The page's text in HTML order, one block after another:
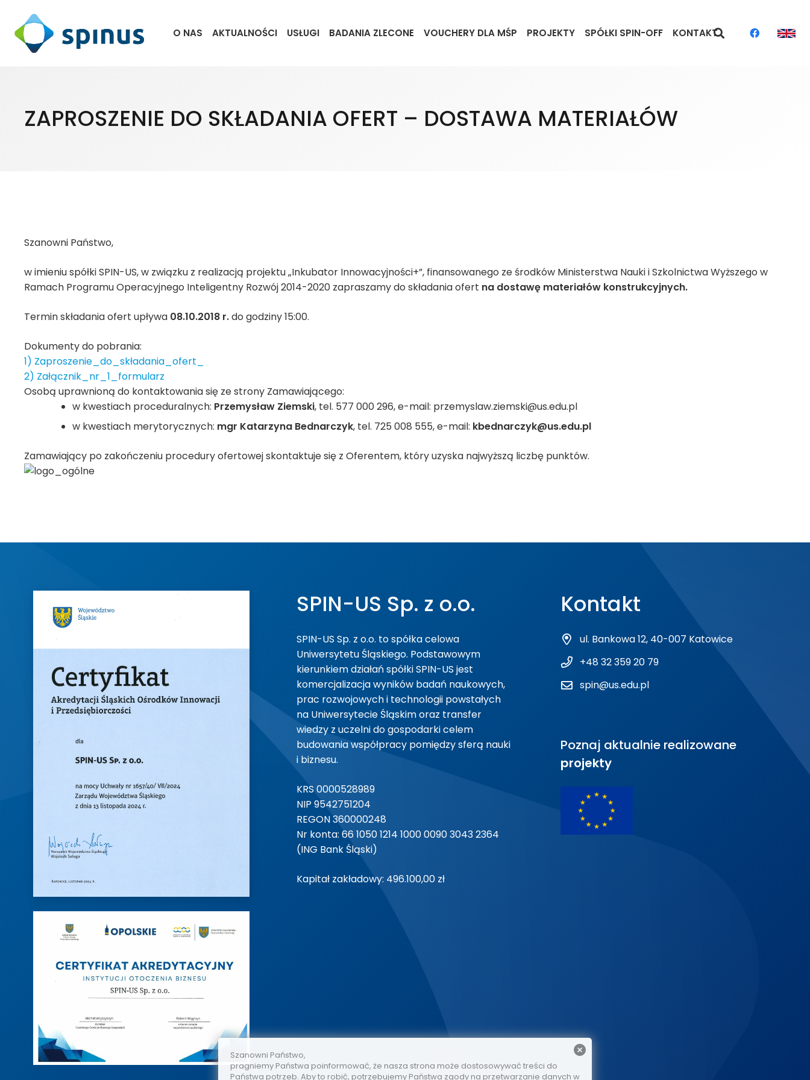
O NAS AKTUALNOŚCI USŁUGI BADANIA ZLECONE VOUCHERY DLA MŚP PROJEKTY SPÓŁKI SPIN-OFF KONTAKT
ZAPROSZENIE DO SKŁADANIA OFERT – DOSTAWA MATERIAŁÓW
Szanowni Państwo,
w imieniu spółki SPIN-US, w związku z realizacją projektu „Inkubator Innowacyjności+”, finansowanego ze środków Ministerstwa Nauki i Szkolnictwa Wyższego w
Ramach Programu Operacyjnego Inteligentny Rozwój 2014-2020 zapraszamy do składania ofert na dostawę materiałów konstrukcyjnych.
Termin składania ofert upływa 08.10.2018 r.do godziny 15:00.
Dokumenty do pobrania:
1) Zaproszenie_do_składania_ofert_
2) Załącznik_nr_1_formularz
Osobą uprawnioną do kontaktowania się ze strony Zamawiającego:
w kwestiach proceduralnych: Przemysław Ziemski, tel. 577 000 296, e-mail: przemyslaw.ziemski@us.edu.pl
w kwestiach merytorycznych: mgr Katarzyna Bednarczyk, tel. 725 008 555, e-mail: kbednarczyk@us.edu.pl
Zamawiający po zakończeniu procedury ofertowej skontaktuje się z Oferentem, który uzyska najwyższą liczbę punktów.
SPIN-US Sp. z o.o.
SPIN-US Sp. z o.o. to spółka celowa
Uniwersytetu Śląskiego. Podstawowym
kierunkiem działań spółki SPIN-US jest
komercjalizacja wyników badań naukowych,
prac rozwojowych i technologii powstałych
na Uniwersytecie Śląskim oraz transfer
wiedzy z uczelni do gospodarki celem
budowania współpracy pomiędzy sferą nauki
i biznesu.
KRS 0000528989
NIP 9542751204
REGON 360000248
Nr konta: 66 1050 1214 1000 0090 3043 2364
(ING Bank Śląski)
Kapitał zakładowy: 496.100,00 zł
Kontakt
ul. Bankowa 12, 40-007 Katowice
+48 32 359 20 79
spin@us.edu.pl
Poznaj aktualnie realizowane
projekty
Szanowni Państwo,
pragniemy Państwa poinformować, że nasza strona może dostosowywać treści do
Państwa potrzeb. Aby to robić, potrzebujemy Państwa zgody na przetwarzanie danych w